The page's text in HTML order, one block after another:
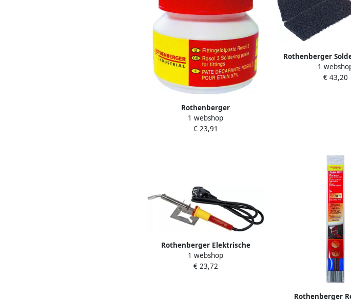
Rothenberger
Fittingsoldeerpasta Rosol 3 100g
ROT045226E
1 webshop
€ 23,91
Rothenberger
drinkwaterinstallatie
1
€ 43,20
Rothenberger Elektrische
Soldeerbout 100 WATT
ROT035959
1 webshop
€ 23,72
Rothenberger